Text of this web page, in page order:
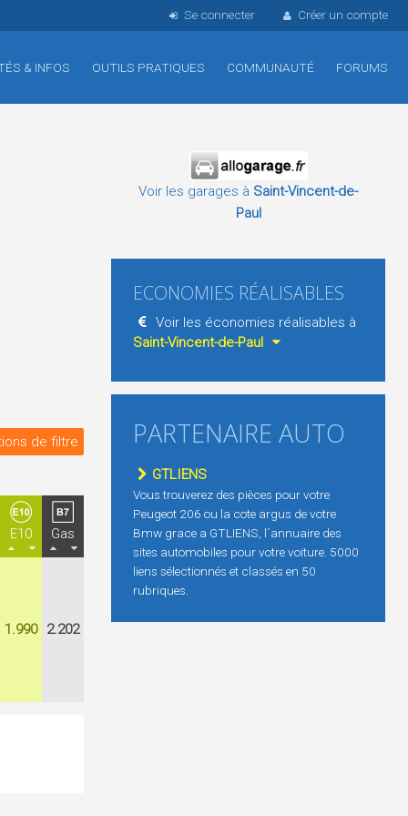
Se connecter Créer un compte
& INFOS OUTILS PRATIQUES COMMUNAUTÉ FORUMS
de filtre
E10 Gas
1.990 2.202
Voir les garages à Saint-Vincent-de-
Paul
ECONOMIES RÉALISABLES
Voir les économies réalisables à
Saint-Vincent-de-Paul
PARTENAIRE AUTO
GTLIENS
Vous trouverez des pièces pour votre
Peugeot 206 ou la cote argus de votre
Bmw grace a GTLIENS, l´annuaire des
sites automobiles pour votre voiture. 5000
liens sélectionnés et classés en 50
rubriques.